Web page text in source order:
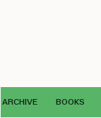
with the written
ARCHIVE BOOKS